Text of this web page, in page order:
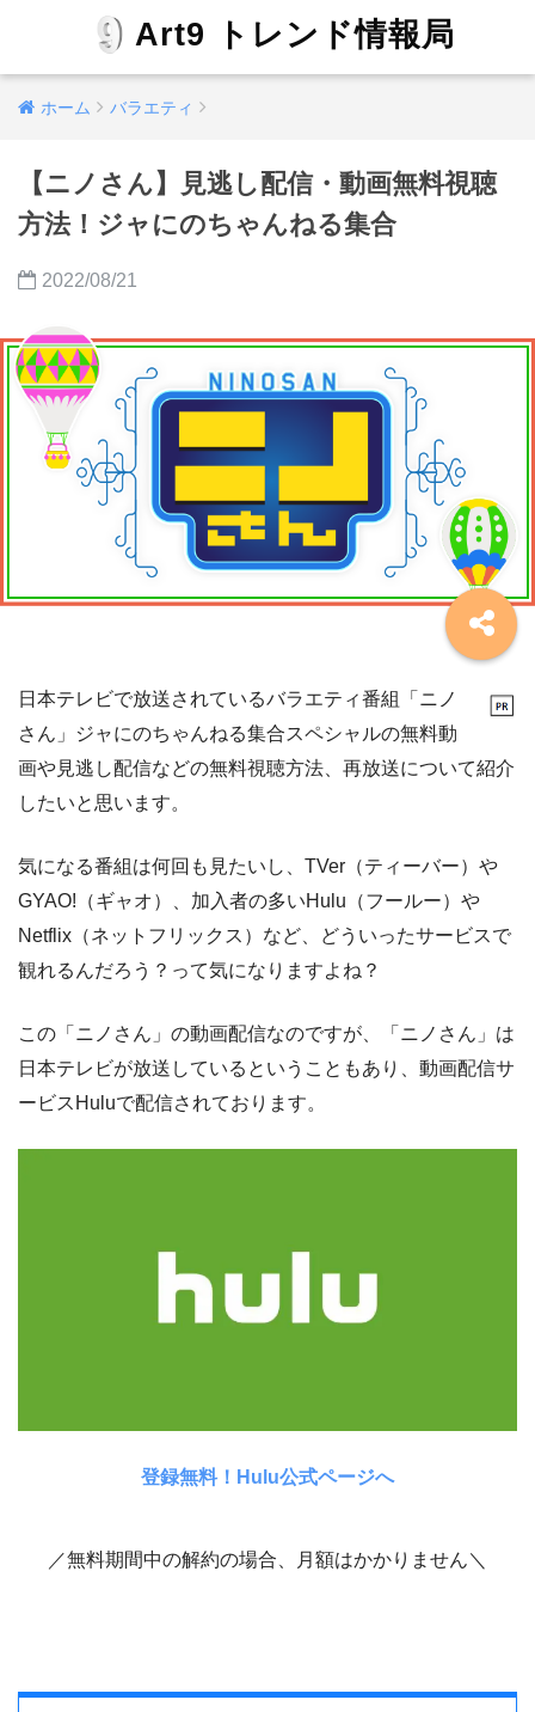
Art9 トレンド情報局
ホーム バラエティ
【ニノさん】見逃し配信・動画無料視聴
方法！ジャにのちゃんねる集合
2022/08/21
日本テレビで放送されているバラエティ番組「ニノ
さん」ジャにのちゃんねる集合スペシャルの無料動
画や見逃し配信などの無料視聴方法、再放送について紹介
したいと思います。
気になる番組は何回も見たいし、TVer（ティーバー）や
GYAO!（ギャオ）、加入者の多いHulu（フールー）や
Netflix（ネットフリックス）など、どういったサービスで
観れるんだろう？って気になりますよね？
この「ニノさん」の動画配信なのですが、「ニノさん」は
日本テレビが放送しているということもあり、動画配信サ
ービスHuluで配信されております。
登録無料！Hulu公式ページへ
／無料期間中の解約の場合、月額はかかりません＼